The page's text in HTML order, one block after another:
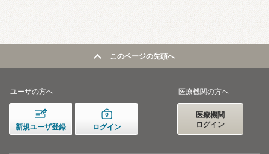
このページの先頭へ
ユーザの方へ
新規ユーザ登録 ログイン
医療機関の方へ
医療機関
ログイン